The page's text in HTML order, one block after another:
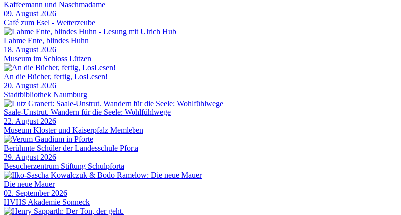
Kaffeemann und Naschmadame
09. August 2026
Café zum Esel - Wetterzeube
Lahme Ente, blindes Huhn
18. August 2026
Museum im Schloss Lützen
An die Bücher, fertig, LosLesen!
20. August 2026
Stadtbibliothek Naumburg
Saale-Unstrut. Wandern für die Seele: Wohlfühlwege
22. August 2026
Museum Kloster und Kaiserpfalz Memleben
Berühmte Schüler der Landesschule Pforta
29. August 2026
Besucherzentrum Stiftung Schulpforta
Die neue Mauer
02. September 2026
HVHS Akademie Sonneck